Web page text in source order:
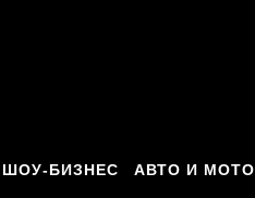
ШОУ-БИЗНЕС АВТО И МОТО